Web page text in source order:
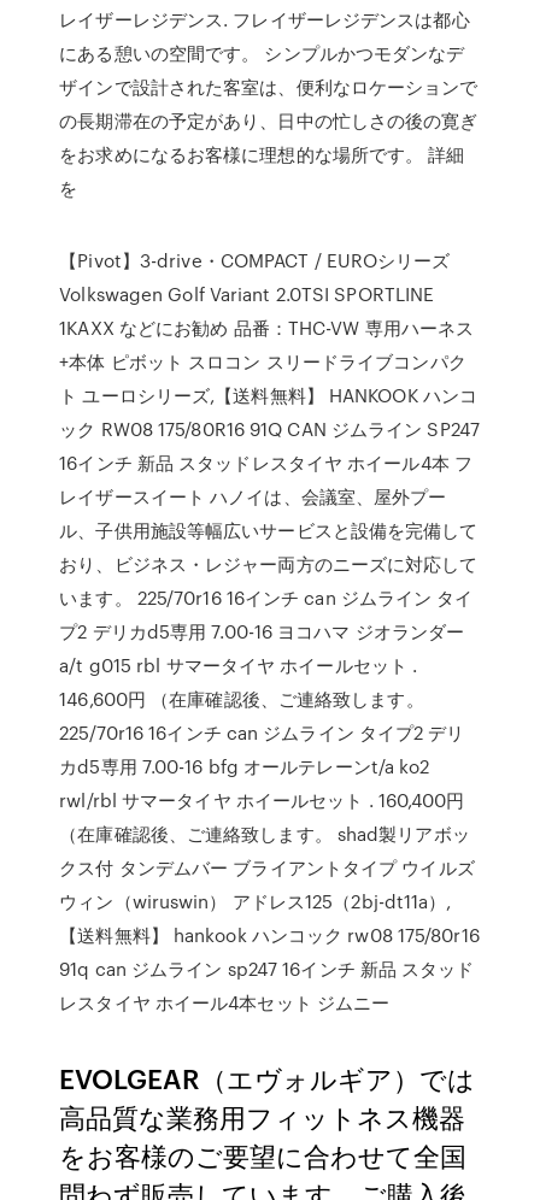
レイザーレジデンス. フレイザーレジデンスは都心
にある憩いの空間です。 シンプルかつモダンなデ
ザインで設計された客室は、便利なロケーションで
の長期滞在の予定があり、日中の忙しさの後の寛ぎ
をお求めになるお客様に理想的な場所です。 詳細
を
【Pivot】3-drive・COMPACT / EUROシリーズ
Volkswagen Golf Variant 2.0TSI SPORTLINE
1KAXX などにお勧め 品番：THC-VW 専用ハーネス
+本体 ピボット スロコン スリードライブコンパク
ト ユーロシリーズ,【送料無料】 HANKOOK ハンコ
ック RW08 175/80R16 91Q CAN ジムライン SP247
16インチ 新品 スタッドレスタイヤ ホイール4本 フ
レイザースイート ハノイは、会議室、屋外プー
ル、子供用施設等幅広いサービスと設備を完備して
おり、ビジネス・レジャー両方のニーズに対応して
います。 225/70r16 16インチ can ジムライン タイ
プ2 デリカd5専用 7.00-16 ヨコハマ ジオランダー
a/t g015 rbl サマータイヤ ホイールセット .
146,600円 （在庫確認後、ご連絡致します。
225/70r16 16インチ can ジムライン タイプ2 デリ
カd5専用 7.00-16 bfg オールテレーンt/a ko2
rwl/rbl サマータイヤ ホイールセット . 160,400円
（在庫確認後、ご連絡致します。 shad製リアボッ
クス付 タンデムバー ブライアントタイプ ウイルズ
ウィン（wiruswin） アドレス125（2bj-dt11a）,
【送料無料】 hankook ハンコック rw08 175/80r16
91q can ジムライン sp247 16インチ 新品 スタッド
レスタイヤ ホイール4本セット ジムニー
EVOLGEAR（エヴォルギア）では
高品質な業務用フィットネス機器
をお客様のご要望に合わせて全国